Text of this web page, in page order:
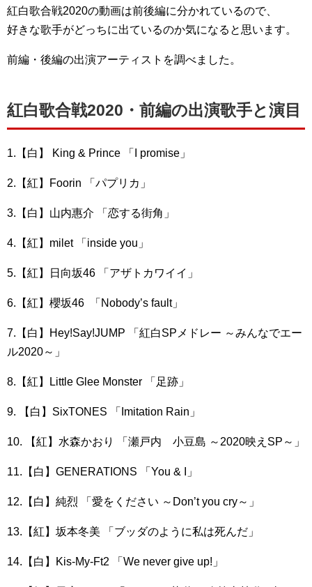
紅白歌合戦2020の動画は前後編に分かれているので、
好きな歌手がどっちに出ているのか気になると思います。
前編・後編の出演アーティストを調べました。
紅白歌合戦2020・前編の出演歌手と演目
1.【白】 King & Prince 「I promise」
2.【紅】Foorin 「パプリカ」
3.【白】山内惠介 「恋する街角」
4.【紅】milet 「inside you」
5.【紅】日向坂46 「アザトカワイイ」
6.【紅】櫻坂46 「Nobody’s fault」
7.【白】Hey!Say!JUMP 「紅白SPメドレー ～みんなでエー
ル2020～」
8.【紅】Little Glee Monster 「足跡」
9. 【白】SixTONES 「Imitation Rain」
10. 【紅】水森かおり 「瀬戸内 小豆島 ～2020映えSP～」
11.【白】GENERATIONS 「You & I」
12.【白】純烈 「愛をください ～Don’t you cry～」
13.【紅】坂本冬美 「ブッダのように私は死んだ」
14.【白】Kis-My-Ft2 「We never give up!」